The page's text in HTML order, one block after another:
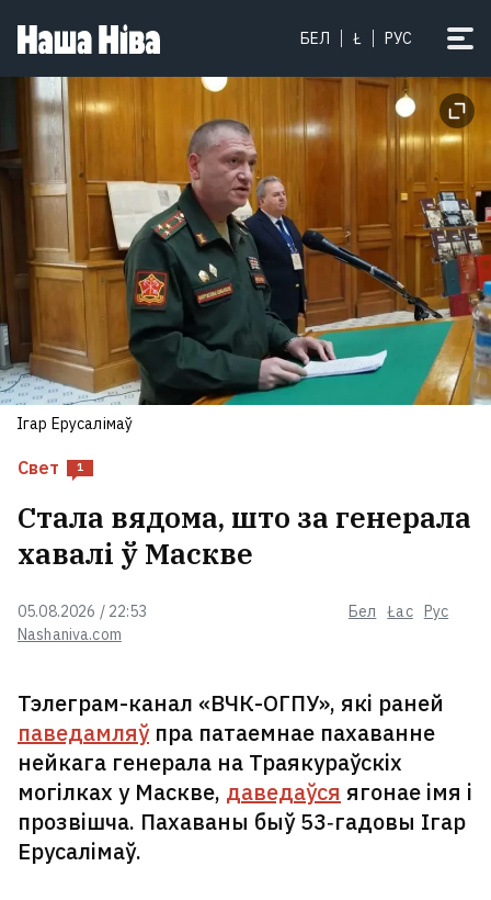
БЕЛ Ł РУС
Свет 1
Nashaniva.com
05.08.2026 / 22:53 Бел Łac Рус
Стала вядома, што за генерала
хавалі ў Маскве
Тэлеграм-канал «ВЧК-ОГПУ», які раней
паведамляўпра патаемнае пахаванне
нейкага генерала на Траякураўскіх
могілках у Маскве, даведаўся ягонае імя і
прозвішча. Пахаваны быў 53‑гадовы Ігар
Ерусалімаў.
Ігар Ерусалімаў